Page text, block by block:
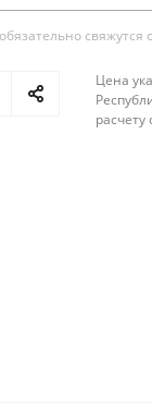
свяжутся
Цена